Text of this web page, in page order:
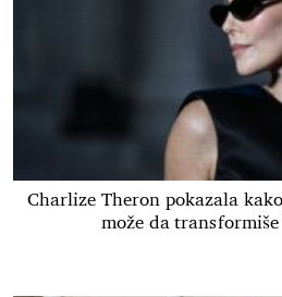
Charlize Theron pokazala
može da